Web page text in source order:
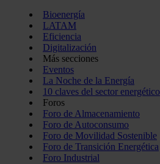
Bioenergía
LATAM
Eficiencia
Digitalización
Más secciones
Eventos
La Noche de la Energía
10 claves del sector energético
Foros
Foro de Almacenamiento
Foro de Autoconsumo
Foro de Movilidad Sostenible
Foro de Transición Energética
Foro Industrial